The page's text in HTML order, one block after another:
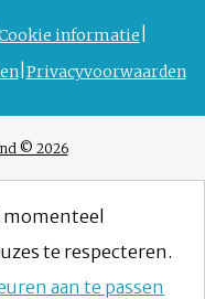
informatie
Privacyvoorwaarden
© 2026
momenteel
te respecteren.
aan te passen